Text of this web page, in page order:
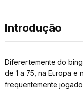
Introdução
Diferentemente do
de 1 a 75, na Europa e
frequentemente